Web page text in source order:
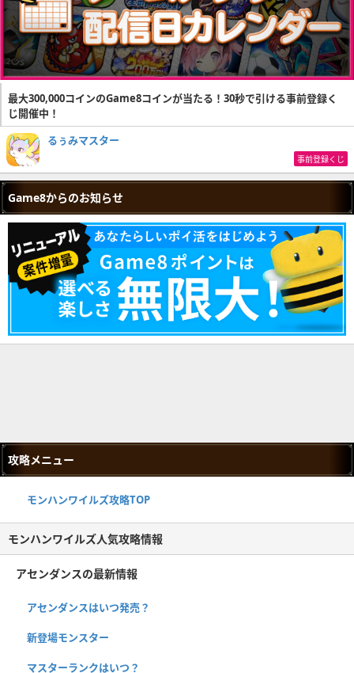
最大300,000コインのGame8コインが当たる！30秒で引ける事前登録く
じ開催中！
るぅみマスター
事前登録くじ
Game8からのお知らせ
攻略メニュー
モンハンワイルズ攻略TOP
モンハンワイルズ人気攻略情報
アセンダンスの最新情報
アセンダンスはいつ発売？
新登場モンスター
マスターランクはいつ？